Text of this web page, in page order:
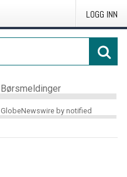
LOGG INN
Børsmeldinger
GlobeNewswire by notified